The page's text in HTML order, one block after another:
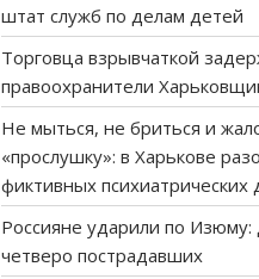
штат служб по делам детей
Торговца взрывчаткой
правоохранители
Не мыться, не бриться и
«прослушку»: в Харькове
фиктивных психиатрических
Россияне ударили по
четверо пострадавших